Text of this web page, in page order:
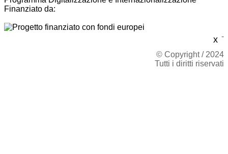
x
Finanziato da:
-
© Copyright / 2024
Tutti i diritti riservati